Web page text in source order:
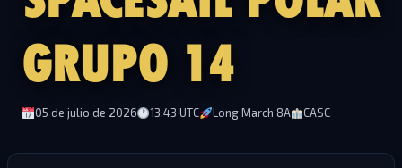
GRUPO 14
05 de julio de 2026 13:43 UTC Long March 8A CASC